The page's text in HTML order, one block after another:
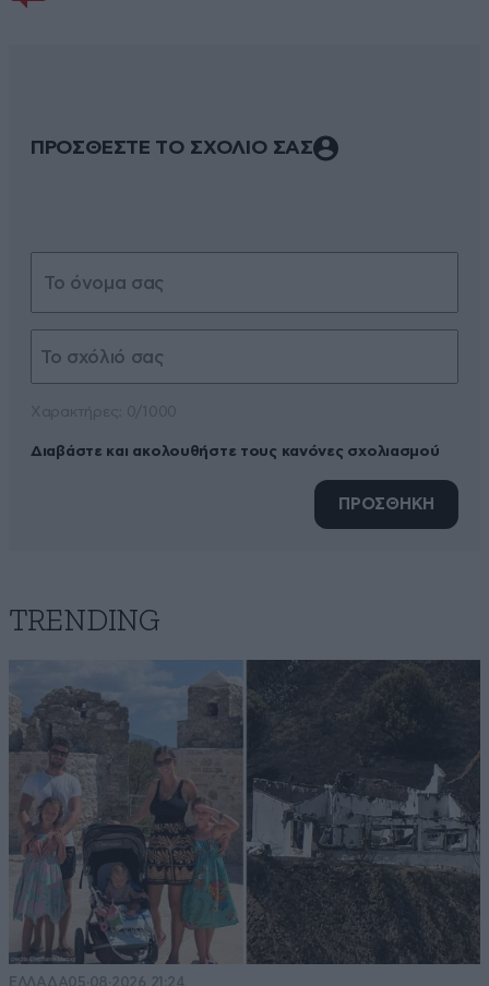
ΠΡΟΣΘΕΣΤΕ ΤΟ ΣΧΟΛΙΟ ΣΑΣ
Διαβάστε και ακολουθήστε τους κανόνες σχολιασμού
ΠΡΟΣΘΗΚΗ
TRENDING
ΕΛΛΑΔΑ05·08·2026 21:24